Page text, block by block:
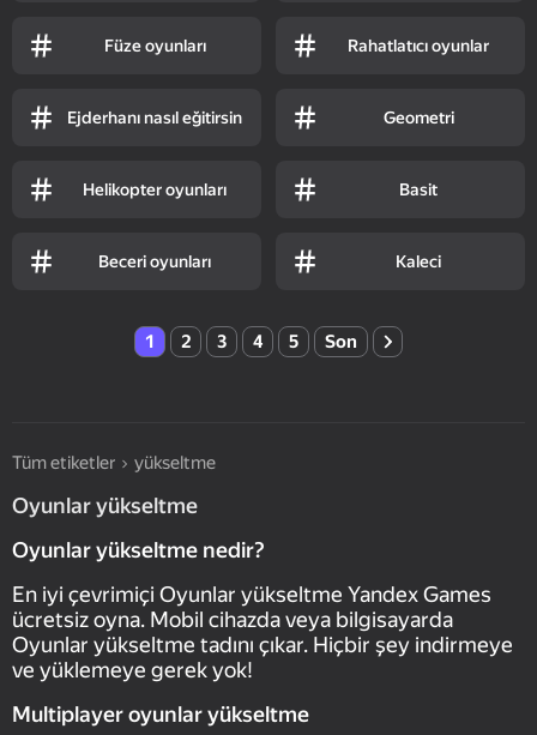
Füze oyunları Rahatlatıcı oyunlar
Ejderhanı nasıl eğitirsin Geometri
Helikopter oyunları Basit
Beceri oyunları Kaleci
1 2 3 4 5 Son
Tüm etiketler yükseltme
Oyunlar yükseltme
Oyunlar yükseltme nedir?
En iyi çevrimiçi Oyunlar yükseltme Yandex Games
ücretsiz oyna. Mobil cihazda veya bilgisayarda
Oyunlar yükseltme tadını çıkar. Hiçbir şey indirmeye
ve yüklemeye gerek yok!
Multiplayer oyunlar yükseltme